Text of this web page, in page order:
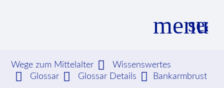
menu
Suchbegriffe SUCHEN
Wege zum Mittelalter
Wissenswertes
Glossar
Glossar Details Bankarmbrust